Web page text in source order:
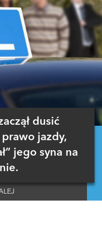
dusić
jazdy,
jego syna na